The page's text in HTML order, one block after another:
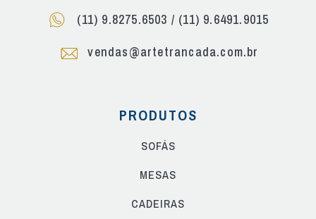
(11) 9.8275.6503 / (11) 9.6491.9015
vendas@artetrancada.com.br
PRODUTOS
SOFÁS
MESAS
CADEIRAS